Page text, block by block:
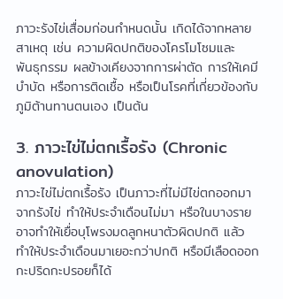
ภาวะรังไข่เสื่อมก่อนกำหนดนั้น เกิดได้จากหลาย
สาเหตุ เช่น ความผิดปกติของโครโมโซมและ
พันธุกรรม ผลข้างเคียงจากการผ่าตัด การให้เคมี
บำบัด หรือการติดเชื้อ หรือเป็นโรคที่เกี่ยวข้องกับ
ภูมิต้านทานตนเอง เป็นต้น
3. ภาวะไข่ไม่ตกเรื้อรัง (Chronic
anovulation)
ภาวะไข่ไม่ตกเรื้อรัง เป็นภาวะที่ไม่มีไข่ตกออกมา
จากรังไข่ ทำให้ประจำเดือนไม่มา หรือในบางราย
อาจทำให้เยื่อบุโพรงมดลูกหนาตัวผิดปกติ แล้ว
ทำให้ประจำเดือนมาเยอะกว่าปกติ หรือมีเลือดออก
กะปริดกะปรอยก็ได้